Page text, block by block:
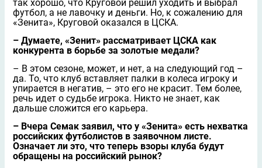
так хорошо, что Круговой решил уходить и выбрал
футбол, а не лавочку и деньги. Но, к сожалению для
«Зенита», Круговой оказался в ЦСКА.
– Думаете, «Зенит» рассматривает ЦСКА как
конкурента в борьбе за золотые медали?
– В этом сезоне, может, и нет, а на следующий год –
да. То, что клуб вставляет палки в колеса игроку и
упирается в негатив, – это его не красит. Тем более,
речь идет о судьбе игрока. Никто не знает, как
дальше сложится его карьера.
– Вчера Семак заявил, что у «Зенита» есть нехватка
российских футболистов в заявочном листе.
Означает ли это, что теперь взоры клуба будут
обращены на российский рынок?